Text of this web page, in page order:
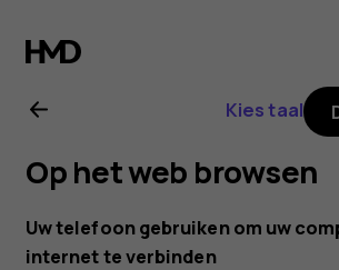
voor
Nokia
2.1
Kies taal
Op het web browsen
Uw telefoon gebruiken om uw
internet te verbinden